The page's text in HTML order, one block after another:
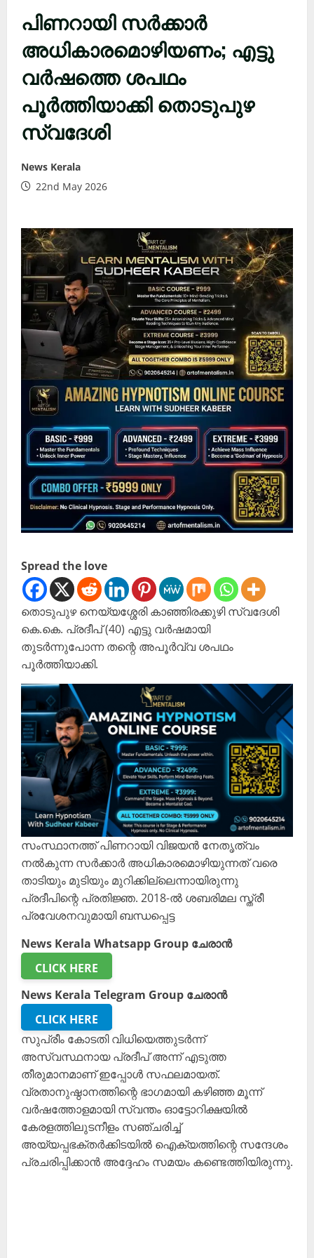
പിണറായി സർക്കാർ
അധികാരമൊഴിയണം; എട്ടു
വർഷത്തെ ശപഥം
പൂർത്തിയാക്കി തൊടുപുഴ
സ്വദേശി
News Kerala
22nd May 2026
Spread the love
തൊടുപുഴ നെയ്യശ്ശേരി കാഞ്ഞിരക്കുഴി സ്വദേശി
കെ.കെ. പ്രദീപ് (40) എട്ടു വർഷമായി
തുടർന്നുപോന്ന തന്റെ അപൂർവ്വ ശപഥം
പൂർത്തിയാക്കി.
സംസ്ഥാനത്ത് പിണറായി വിജയൻ നേതൃത്വം
നൽകുന്ന സർക്കാർ അധികാരമൊഴിയുന്നത് വരെ
താടിയും മുടിയും മുറിക്കില്ലെന്നായിരുന്നു
പ്രദീപിന്റെ പ്രതിജ്ഞ. 2018-ൽ ശബരിമല സ്ത്രീ
പ്രവേശനവുമായി ബന്ധപ്പെട്ട
News Kerala Whatsapp Group ചേരാൻ
CLICK HERE
News Kerala Telegram Group ചേരാൻ
CLICK HERE
സുപ്രീം കോടതി വിധിയെത്തുടർന്ന്
അസ്വസ്ഥനായ പ്രദീപ് അന്ന് എടുത്ത
തീരുമാനമാണ് ഇപ്പോൾ സഫലമായത്.
വ്രതാനുഷ്ഠാനത്തിന്റെ ഭാഗമായി കഴിഞ്ഞ മൂന്ന്
വർഷത്തോളമായി സ്വന്തം ഓട്ടോറിക്ഷയിൽ
കേരളത്തിലുടനീളം സഞ്ചരിച്ച്
അയ്യപ്പഭക്തർക്കിടയിൽ ഐക്യത്തിന്റെ സന്ദേശം
പ്രചരിപ്പിക്കാൻ അദ്ദേഹം സമയം കണ്ടെത്തിയിരുന്നു.